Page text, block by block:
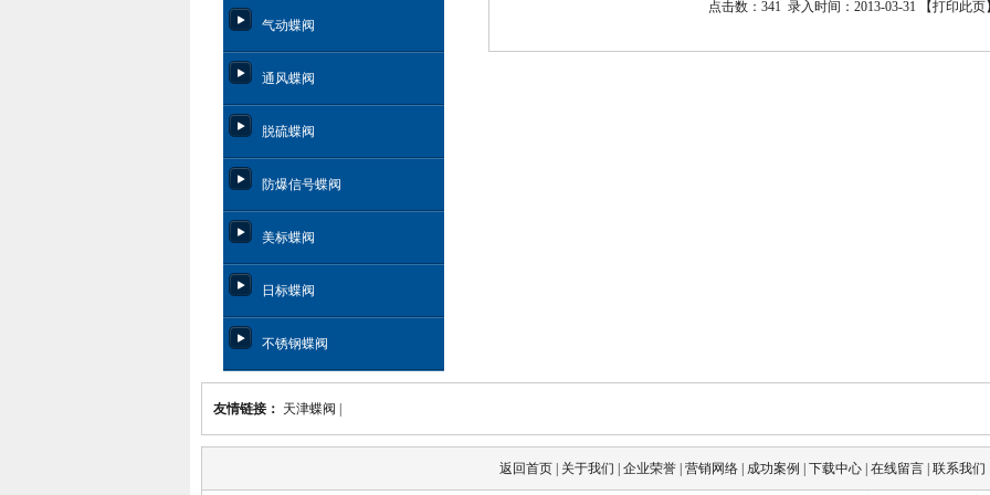
气动蝶阀
通风蝶阀
脱硫蝶阀
防爆信号蝶阀
美标蝶阀
日标蝶阀
不锈钢蝶阀
点击数：341 录入时间：2013-03-31 【打印此页
友情链接： 天津蝶阀
返回首页 关于我们 企业荣誉 营销网络 成功案例 下载中心 在线留言 联系我们